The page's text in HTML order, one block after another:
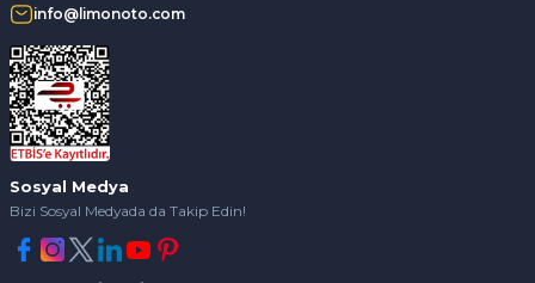
info@limonoto.com
Sosyal Medya
Bizi Sosyal Medyada da Takip Edin!